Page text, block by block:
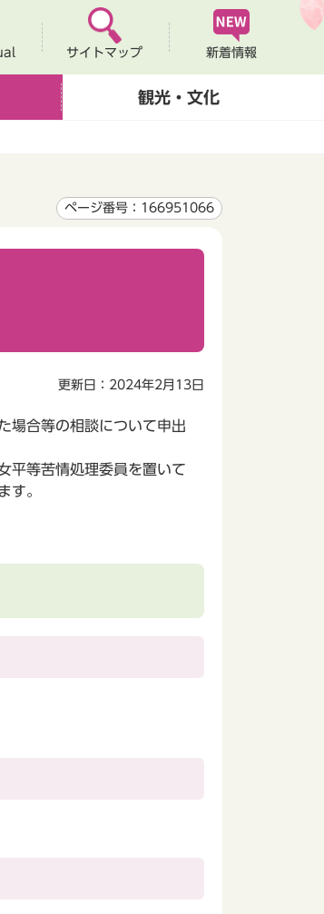
サイトマップ 新着情報
観光・文化
ページ番号：166951066
更新日：2024年2月13日
場合等の相談について申出
平等苦情処理委員を置いて
す。